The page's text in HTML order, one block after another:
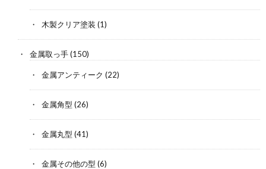
木製クリア塗装 (1)
金属取っ手(150)
金属アンティーク (22)
金属角型 (26)
金属丸型 (41)
金属その他の型 (6)